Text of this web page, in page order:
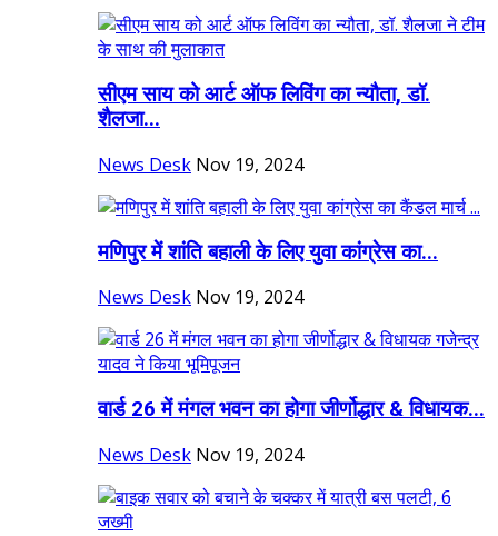
सीएम साय को आर्ट ऑफ लिविंग का न्यौता, डॉ.
शैलजा...
News Desk Nov 19, 2024
मणिपुर में शांति बहाली के लिए युवा कांग्रेस का...
News Desk Nov 19, 2024
वार्ड 26 में मंगल भवन का होगा जीर्णोद्धार & विधायक...
News Desk Nov 19, 2024